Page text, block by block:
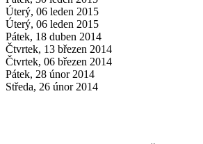
Úterý, 06 leden 2015
Úterý, 06 leden 2015
Pátek, 18 duben 2014
Čtvrtek, 13 březen 2014
Čtvrtek, 06 březen 2014
Pátek, 28 únor 2014
Středa, 26 únor 2014